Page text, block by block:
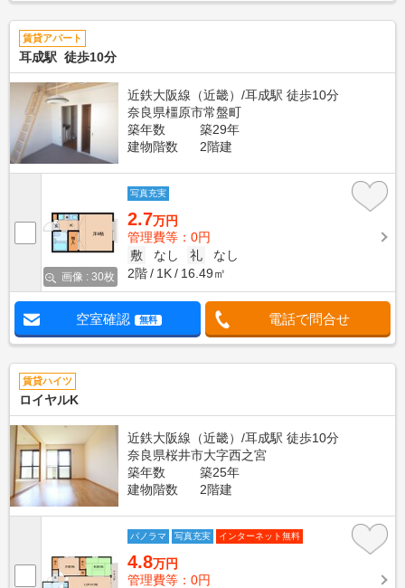
賃貸アパート
耳成駅 徒歩10分
近鉄大阪線（近畿）/耳成駅 徒歩10分
奈良県橿原市常盤町
築年数
築29年
建物階数
2階建
画像 : 30枚
写真充実
2.7万円
管理費等：0円
敷
なし 礼
なし
2階
1K 16.49㎡
空室確認 無料 電話で問合せ
賃貸ハイツ
ロイヤルK
近鉄大阪線（近畿）/耳成駅 徒歩10分
奈良県桜井市大字西之宮
築年数
築25年
建物階数
2階建
パノラマ 写真充実 インターネット無料
4.8万円
管理費等：0円